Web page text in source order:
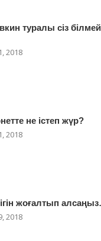
туралы сіз
2018
не істеп жүр?
2018
жоғалтып
2018